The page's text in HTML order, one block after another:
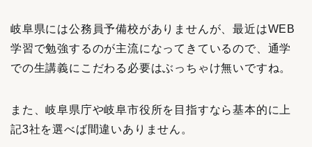
岐阜県には公務員予備校がありませんが、最近はWEB
学習で勉強するのが主流になってきているので、通学
での生講義にこだわる必要はぶっちゃけ無いですね。
また、岐阜県庁や岐阜市役所を目指すなら基本的に上
記3社を選べば間違いありません。